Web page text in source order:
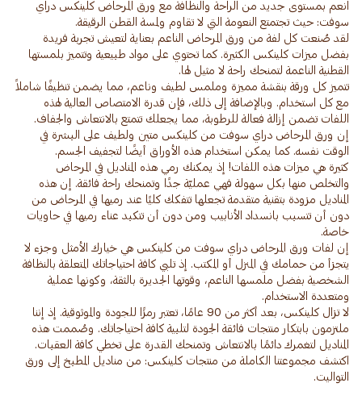
انعم بمستوى جديد من الراحة والنظافة مع ورق المرحاض كلينكس دراي
لقد صُنعت كل لفة من ورق المرحاض الناعم بعناية لتعيش تجربة فريدة
بفضل ميزات كلينكس الكثيرة. كما تحتوي على مواد طبيعية وتتميز بلمستها
تتميز كل ورقة بنقشة مميزة وملمس لطيف وناعم، مما يضمن تنظيفًا شاملاً
مع كل استخدام. وبالإضافة إلى ذلك، فإن قدرة الامتصاص العالية لهذه
إن ورق المرحاض دراي سوفت من كلينكس متين ولطيف على البشرة في
كثيرة هي ميزات هذه اللفات! إذ يمكنك رمي هذه المناديل في المرحاض
والتخلص منها بكل سهولة فهي عمليّة جدًا وتمنحك راحة فائقة. إن هذه
المناديل مزودة بتقنية متقدمة تجعلها تتفكك كليًا عند رميها في المرحاض من
دون أن تتسبب بانسداد الأنابيب ومن دون أن تتكبد عناء رميها في حاويات
إن لفات ورق المرحاض دراي سوفت من كلينكس هي خيارك الأمثل وجزء لا
يتجزأ من حمامك في المنزل أو المكتب. إذ تلبي كافة احتياجاتك المتعلقة بالنظافة
الشخصية بفضل ملمسها الناعم، وقوتها الجديرة بالثقة، وكونها عملية
لا تزال كلينكس، بعد أكثر من 90 عامًا، تعتبر رمزًا للجودة والموثوقية. إذ إننا
ملتزمون بابتكار منتجات فائقة الجودة لتلبية كافة احتياجاتك. وصُممت هذه
المناديل لتغمرك دائمًا بالانتعاش وتمنحك القدرة على تخطي كافة العقبات.
اكتشف مجموعتنا الكاملة من منتجات كلينكس: من مناديل المطبخ إلى ورق
التواليت.